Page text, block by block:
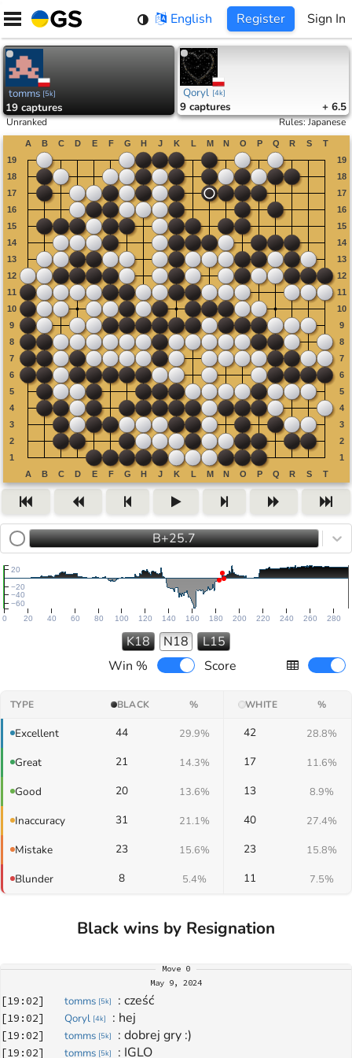
Skip
content
English Register Sign In
tomms [5k]
19 captures
Qoryl [4k]
9 captures + 6.5
Unranked Rules:Japanese
B+25.7
0 20 40 60 80 100 120 140 160 180 200 220 240 260 280
−60
−40
−20
20
K18 N18
L15
Win %
Score
TYPE BLACK % WHITE %
Excellent 44 29.9% 42 28.8%
Great 21 14.3% 17 11.6%
Good 20 13.6% 13 8.9%
Inaccuracy 31 21.1% 40 27.4%
Mistake 23 15.6% 23 15.8%
Blunder 8 5.4% 11 7.5%
Black wins by Resignation
Move 0
May 9, 2024
[19:02] tomms [5k] : cześć
[19:02] Qoryl [4k] : hej
[19:02] tomms [5k] : dobrej gry :)
[19:02] tomms [5k] : IGLO